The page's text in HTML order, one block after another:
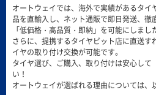
ヨーロッパで愛され
ーバルタイヤブランド
ジアなど世界50ヶ国以
総合評価：1371件
アームストロング
MAXTREK MAXIMUS M1 245/40R20
この価格で質も全然問題無し！ またリピー
(4.86点)qol0309さん
ARMSTRONG BLU-TRAC HP 205/
問題なし定期交換しましょう
オートウェイでは、海外で実績があるタイ
品を直輸入し、ネット通販で即日発送、徹
「低価格・高品質・即納」を可能にしまし
さらに、提携するタイヤピット店に直送
イヤの取り付け交換が可能です。
タイヤ選び、ご購入、取り付けは安心して
い！
オートウェイが選ばれる理由については、